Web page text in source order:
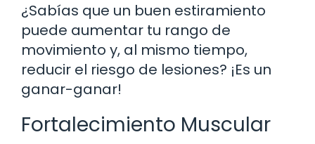
¿Sabías que un buen estiramiento
puede aumentar tu rango de
movimiento y, al mismo tiempo,
reducir el riesgo de lesiones? ¡Es un
ganar-ganar!
Fortalecimiento Muscular